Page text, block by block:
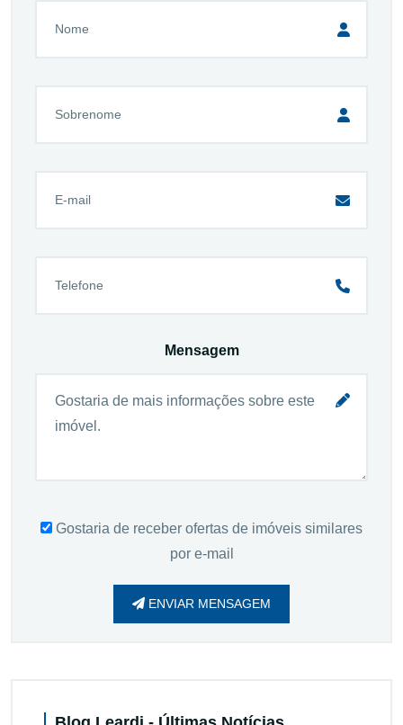
Mensagem
Gostaria de receber ofertas de imóveis similares
por e-mail
ENVIAR MENSAGEM